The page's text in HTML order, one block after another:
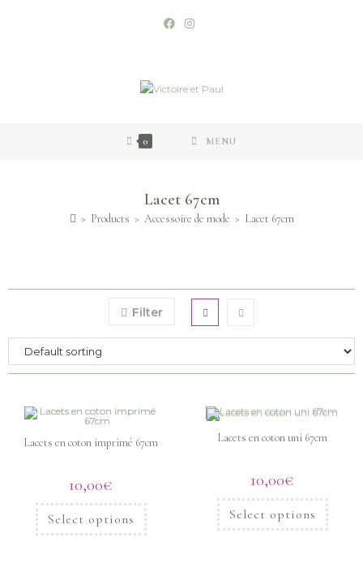
0 MENU
Lacet 67cm
> Products > Accessoire de mode > Lacet 67cm
Filter
Lacets en coton imprimé 67cm
10,00€
Select options
Lacets en coton uni 67cm
10,00€
Select options